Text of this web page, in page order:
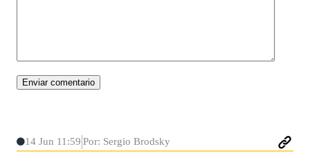
14 Jun 11:59 Por: Sergio Brodsky